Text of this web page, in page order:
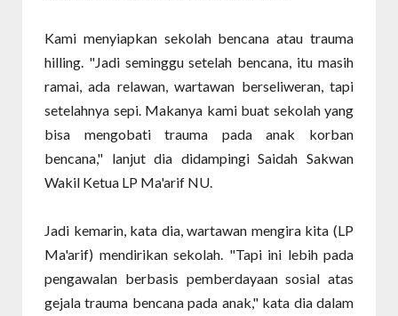
Kami menyiapkan sekolah bencana atau trauma
hilling. "Jadi seminggu setelah bencana, itu masih
ramai, ada relawan, wartawan berseliweran, tapi
setelahnya sepi. Makanya kami buat sekolah yang
bisa mengobati trauma pada anak korban
bencana," lanjut dia didampingi Saidah Sakwan
Wakil Ketua LP Ma'arif NU.
Jadi kemarin, kata dia, wartawan mengira kita (LP
Ma'arif) mendirikan sekolah. "Tapi ini lebih pada
pengawalan berbasis pemberdayaan sosial atas
gejala trauma bencana pada anak," kata dia dalam